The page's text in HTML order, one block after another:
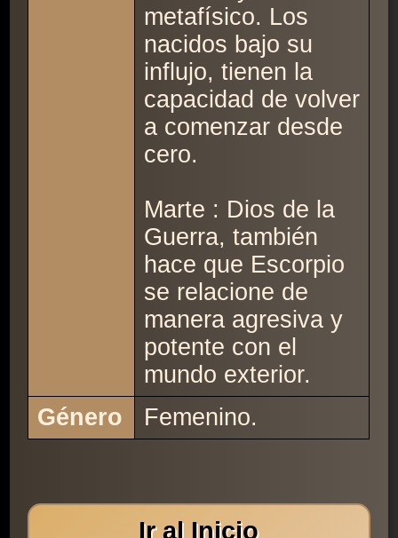
metafísico. Los
nacidos bajo su
influjo, tienen la
capacidad de volver
a comenzar desde
cero.
Marte : Dios de la
Guerra, también
hace que Escorpio
se relacione de
manera agresiva y
potente con el
mundo exterior.
Género
Femenino.
Ir al Inicio